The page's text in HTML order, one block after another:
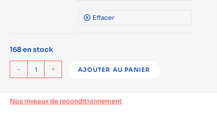
Effacer
168 en stock
- + AJOUTER AU PANIER
Nos niveaux de reconditionnement